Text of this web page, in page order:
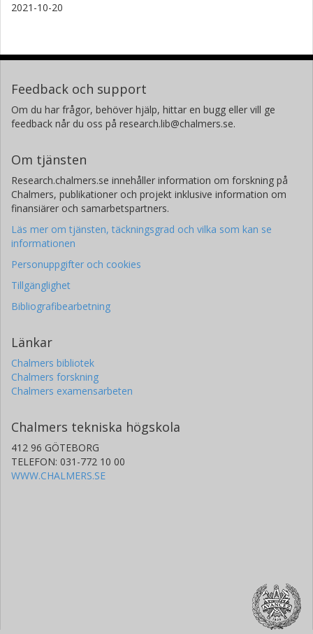
2021-10-20
Feedback och support
Om du har frågor, behöver hjälp, hittar en bugg eller vill ge
feedback når du oss på research.lib@chalmers.se.
Om tjänsten
Research.chalmers.se innehåller information om forskning på
Chalmers, publikationer och projekt inklusive information om
finansiärer och samarbetspartners.
Läs mer om tjänsten, täckningsgrad och vilka som kan se
informationen
Personuppgifter och cookies
Tillgänglighet
Bibliografibearbetning
Länkar
Chalmers bibliotek
Chalmers forskning
Chalmers examensarbeten
Chalmers tekniska högskola
412 96 GÖTEBORG
TELEFON: 031-772 10 00
WWW.CHALMERS.SE